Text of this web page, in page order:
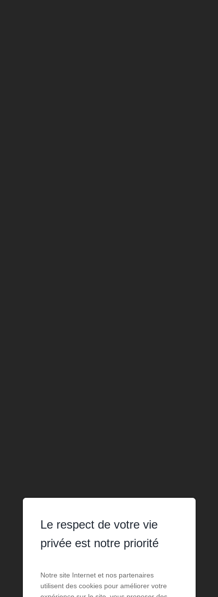
Le respect de votre vie
privée est notre priorité
Notre site Internet et nos partenaires
utilisent des cookies pour améliorer votre